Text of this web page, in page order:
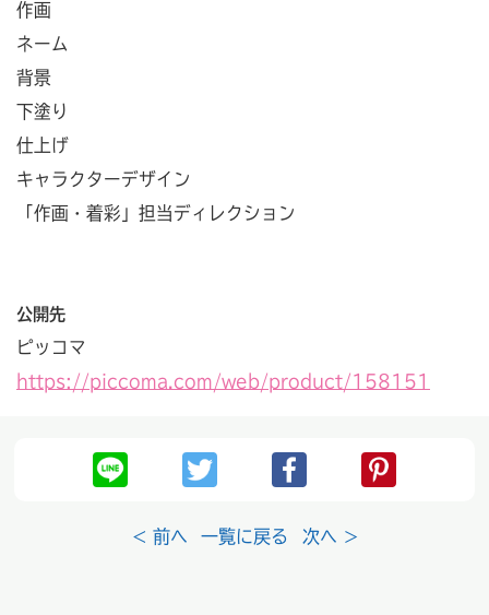
作画
ネーム
背景
下塗り
仕上げ
キャラクターデザイン
「作画・着彩」担当ディレクション
公開先
ピッコマ
https://piccoma.com/web/product/158151
< 前へ 一覧に戻る 次へ >